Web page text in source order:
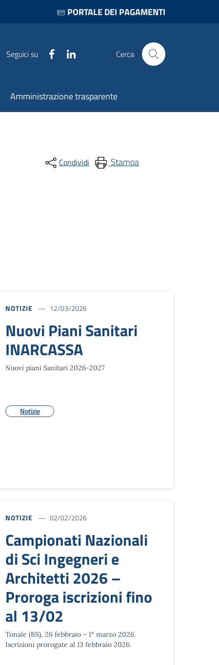
PORTALE DEI PAGAMENTI
Seguici su Facebook Cerca
Amministrazione trasparente
Condividi Stampa
NOTIZIE 12/03/2026
Nuovi Piani Sanitari
INARCASSA
Nuovi piani Sanitari 2026-2027
Notizie
NOTIZIE 02/02/2026
Campionati Nazionali
di Sci Ingegneri e
Architetti 2026 –
Proroga iscrizioni fino
al 13/02
Tonale (BS), 26 febbraio – 1° marzo 2026.
Iscrizioni prorogate al 13 febbraio 2026.